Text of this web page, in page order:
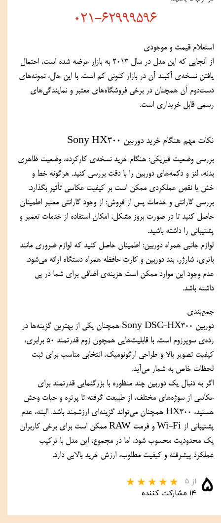
021-62999596
استعلام قیمت و موجودی
رسمی قابل خریداری است.
نکات مهم هنگام خرید دوربین Sony HX300
خش یا نقص عملکردی ممکن است بر کیفیت عکاسی تأثیر بگذارد.
پشتیبانی را داشته باشید.
داشته باشد.
جمع‌بندی
لحظات خاص به شمار می‌آید.
عملکرد پیشرفته و کیفیت مطلوب، ارزش خرید بالایی دارد.
۵ از ۵
۱۴ مشارکت کننده